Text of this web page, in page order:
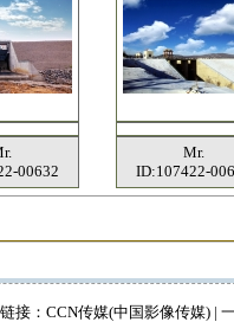
00632
Mr.
ID:107422-
接： CCN传媒(中国影像传媒) |